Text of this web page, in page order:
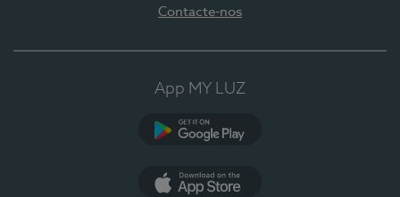
Contacte-nos
App MY LUZ